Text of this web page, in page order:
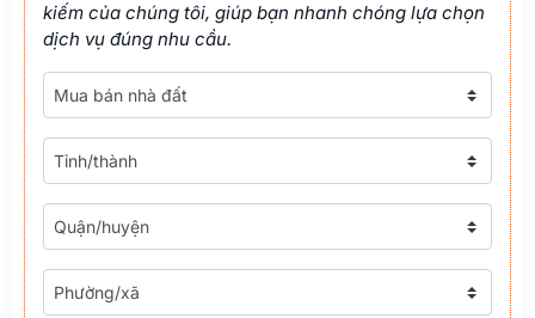
kiếm của chúng tôi, giúp bạn nhanh chóng lựa chọn
dịch vụ đúng nhu cầu.
Loại nhà đất
Tỉnh/thành
Tỉnh/thành
Phường/xã